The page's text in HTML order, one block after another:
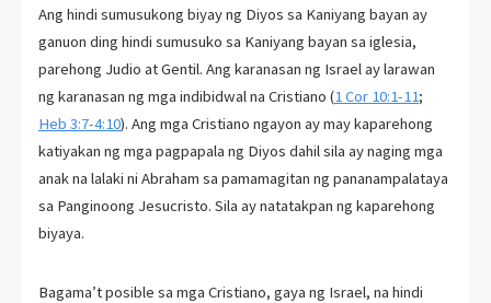
Ang hindi sumusukong biyay ng Diyos sa Kaniyang bayan ay
ganuon ding hindi sumusuko sa Kaniyang bayan sa iglesia,
parehong Judio at Gentil. Ang karanasan ng Israel ay larawan
ng karanasan ng mga indibidwal na Cristiano (1 Cor 10:1-11;
Heb 3:7-4:10). Ang mga Cristiano ngayon ay may kaparehong
katiyakan ng mga pagpapala ng Diyos dahil sila ay naging mga
anak na lalaki ni Abraham sa pamamagitan ng pananampalataya
sa Panginoong Jesucristo. Sila ay natatakpan ng kaparehong
biyaya.
Bagama’t posible sa mga Cristiano, gaya ng Israel, na hindi